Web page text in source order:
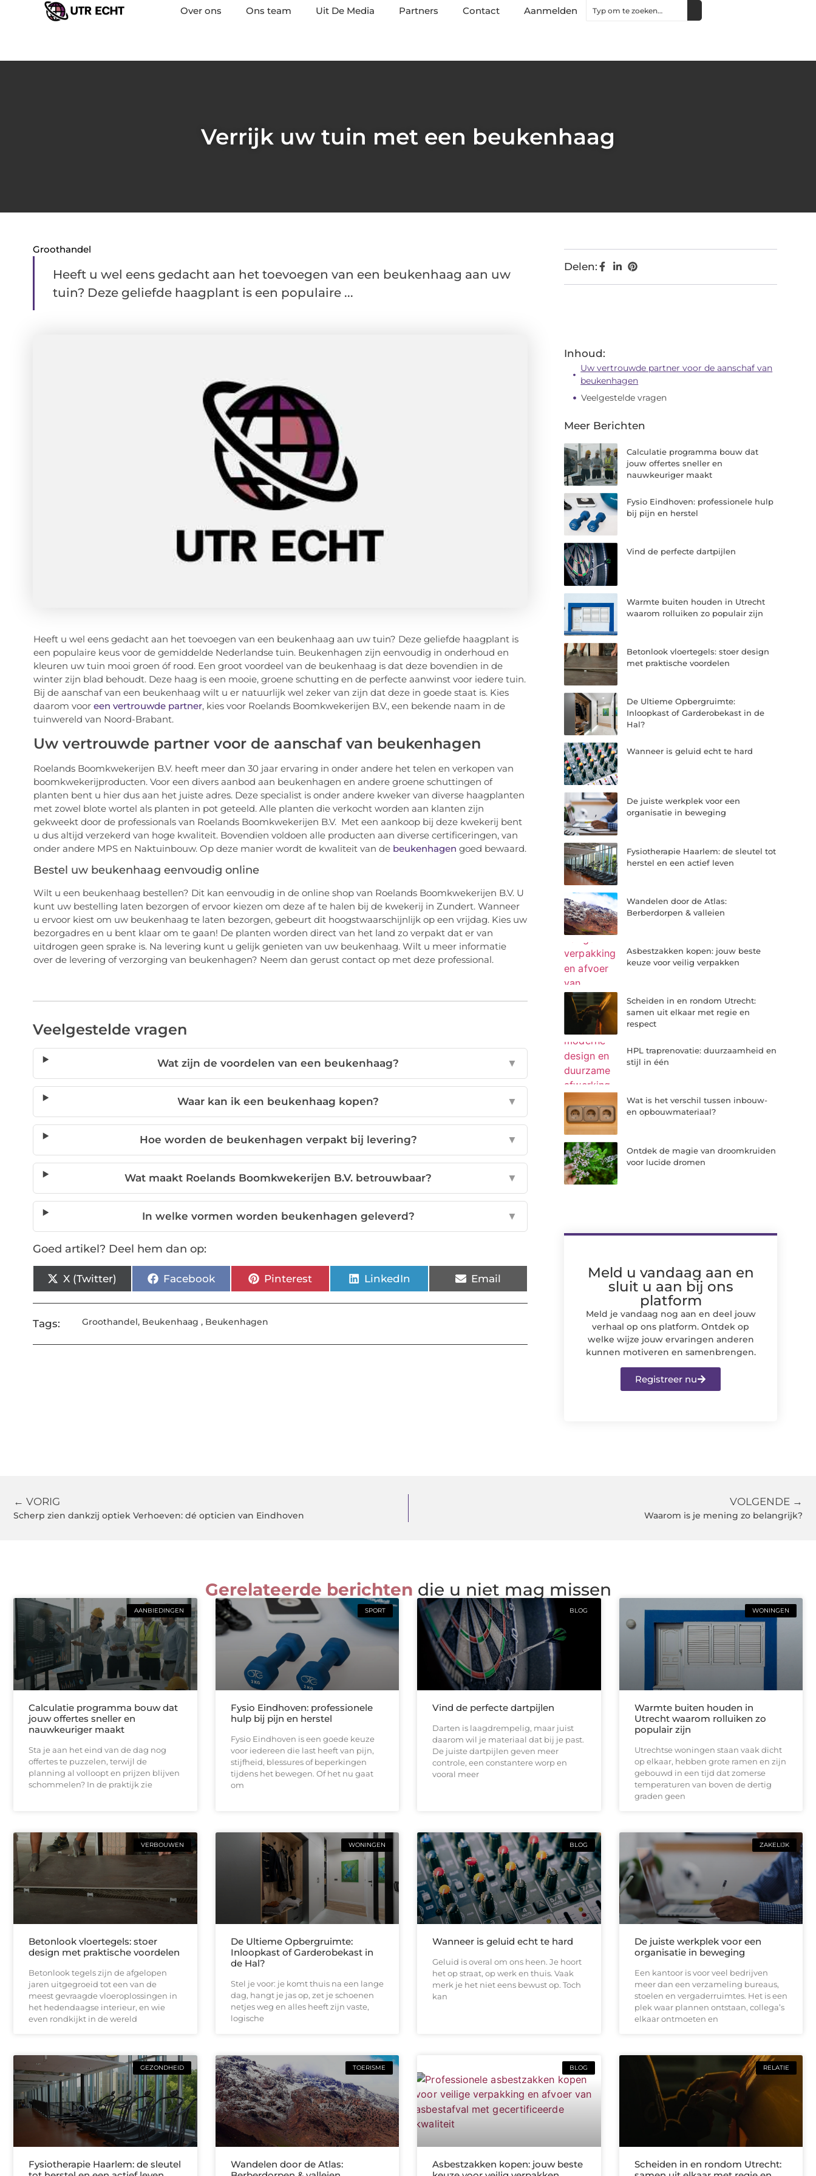
Over ons Ons team Uit De Media Partners Contact Aanmelden
Verrijk uw tuin met een beukenhaag
Groothandel
Heeft u wel eens gedacht aan het toevoegen van een beukenhaag aan uw
tuin? Deze geliefde haagplant is een populaire ...
Heeft u wel eens gedacht aan het toevoegen van een beukenhaag aan uw tuin? Deze geliefde haagplant is
een populaire keus voor de gemiddelde Nederlandse tuin. Beukenhagen zijn eenvoudig in onderhoud en
kleuren uw tuin mooi groen óf rood. Een groot voordeel van de beukenhaag is dat deze bovendien in de
winter zijn blad behoudt. Deze haag is een mooie, groene schutting en de perfecte aanwinst voor iedere tuin.
Bij de aanschaf van een beukenhaag wilt u er natuurlijk wel zeker van zijn dat deze in goede staat is. Kies
daarom voor een vertrouwde partner, kies voor Roelands Boomkwekerijen B.V., een bekende naam in de
tuinwereld van Noord-Brabant.
Uw vertrouwde partner voor de aanschaf van beukenhagen
Roelands Boomkwekerijen B.V. heeft meer dan 30 jaar ervaring in onder andere het telen en verkopen van
boomkwekerijproducten. Voor een divers aanbod aan beukenhagen en andere groene schuttingen of
planten bent u hier dus aan het juiste adres. Deze specialist is onder andere kweker van diverse haagplanten
met zowel blote wortel als planten in pot geteeld. Alle planten die verkocht worden aan klanten zijn
gekweekt door de professionals van Roelands Boomkwekerijen B.V. Met een aankoop bij deze kwekerij bent
u dus altijd verzekerd van hoge kwaliteit. Bovendien voldoen alle producten aan diverse certificeringen, van
onder andere MPS en Naktuinbouw. Op deze manier wordt de kwaliteit van de beukenhagen goed bewaard.
Bestel uw beukenhaag eenvoudig online
Wilt u een beukenhaag bestellen? Dit kan eenvoudig in de online shop van Roelands Boomkwekerijen B.V. U
kunt uw bestelling laten bezorgen of ervoor kiezen om deze af te halen bij de kwekerij in Zundert. Wanneer
u ervoor kiest om uw beukenhaag te laten bezorgen, gebeurt dit hoogstwaarschijnlijk op een vrijdag. Kies uw
bezorgadres en u bent klaar om te gaan! De planten worden direct van het land zo verpakt dat er van
uitdrogen geen sprake is. Na levering kunt u gelijk genieten van uw beukenhaag. Wilt u meer informatie
over de levering of verzorging van beukenhagen? Neem dan gerust contact op met deze professional.
Veelgestelde vragen
Wat zijn de voordelen van een beukenhaag? ▼
Waar kan ik een beukenhaag kopen? ▼
Hoe worden de beukenhagen verpakt bij levering? ▼
Wat maakt Roelands Boomkwekerijen B.V. betrouwbaar? ▼
In welke vormen worden beukenhagen geleverd? ▼
Goed artikel? Deel hem dan op:
X (Twitter) Facebook Pinterest LinkedIn Email
Tags: Groothandel, Beukenhaag , Beukenhagen
Delen:
Inhoud:
Uw vertrouwde partner voor de aanschaf van
beukenhagen
Veelgestelde vragen
Meer Berichten
Calculatie programma bouw dat
jouw offertes sneller en
nauwkeuriger maakt
Fysio Eindhoven: professionele hulp
bij pijn en herstel
Vind de perfecte dartpijlen
Warmte buiten houden in Utrecht
waarom rolluiken zo populair zijn
Betonlook vloertegels: stoer design
met praktische voordelen
De Ultieme Opbergruimte:
Inloopkast of Garderobekast in de
Hal?
Wanneer is geluid echt te hard
De juiste werkplek voor een
organisatie in beweging
Fysiotherapie Haarlem: de sleutel tot
herstel en een actief leven
Wandelen door de Atlas:
Berberdorpen & valleien
Asbestzakken kopen: jouw beste
keuze voor veilig verpakken
Scheiden in en rondom Utrecht:
samen uit elkaar met regie en
respect
HPL traprenovatie: duurzaamheid en
stijl in één
Wat is het verschil tussen inbouw-
en opbouwmateriaal?
Ontdek de magie van droomkruiden
voor lucide dromen
Meld u vandaag aan en
sluit u aan bij ons
platform
Meld je vandaag nog aan en deel jouw
verhaal op ons platform. Ontdek op
welke wijze jouw ervaringen anderen
kunnen motiveren en samenbrengen.
Registreer nu
← VORIG
Scherp zien dankzij optiek Verhoeven: dé opticien van Eindhoven
VOLGENDE →
Waarom is je mening zo belangrijk?
Gerelateerde berichten die u niet mag missen
AANBIEDINGEN
Calculatie programma bouw dat
jouw offertes sneller en
nauwkeuriger maakt
Sta je aan het eind van de dag nog
offertes te puzzelen, terwijl de
planning al volloopt en prijzen blijven
schommelen? In de praktijk zie
SPORT
Fysio Eindhoven: professionele
hulp bij pijn en herstel
Fysio Eindhoven is een goede keuze
voor iedereen die last heeft van pijn,
stijfheid, blessures of beperkingen
tijdens het bewegen. Of het nu gaat
om
BLOG
Vind de perfecte dartpijlen
Darten is laagdrempelig, maar juist
daarom wil je materiaal dat bij je past.
De juiste dartpijlen geven meer
controle, een constantere worp en
vooral meer
WONINGEN
Warmte buiten houden in
Utrecht waarom rolluiken zo
populair zijn
Utrechtse woningen staan vaak dicht
op elkaar, hebben grote ramen en zijn
gebouwd in een tijd dat zomerse
temperaturen van boven de dertig
graden geen
VERBOUWEN
Betonlook vloertegels: stoer
design met praktische voordelen
Betonlook tegels zijn de afgelopen
jaren uitgegroeid tot een van de
meest gevraagde vloeroplossingen in
het hedendaagse interieur, en wie
even rondkijkt in de wereld
WONINGEN
De Ultieme Opbergruimte:
Inloopkast of Garderobekast in
de Hal?
Stel je voor: je komt thuis na een lange
dag, hangt je jas op, zet je schoenen
netjes weg en alles heeft zijn vaste,
logische
BLOG
Wanneer is geluid echt te hard
Geluid is overal om ons heen. Je hoort
het op straat, op werk en thuis. Vaak
merk je het niet eens bewust op. Toch
kan
ZAKELIJK
De juiste werkplek voor een
organisatie in beweging
Een kantoor is voor veel bedrijven
meer dan een verzameling bureaus,
stoelen en vergaderruimtes. Het is een
plek waar plannen ontstaan, collega’s
elkaar ontmoeten en
GEZONDHEID
Fysiotherapie Haarlem: de sleutel
TOERISME
Wandelen door de Atlas:
BLOG
Asbestzakken kopen: jouw beste
RELATIE
Scheiden in en rondom Utrecht: